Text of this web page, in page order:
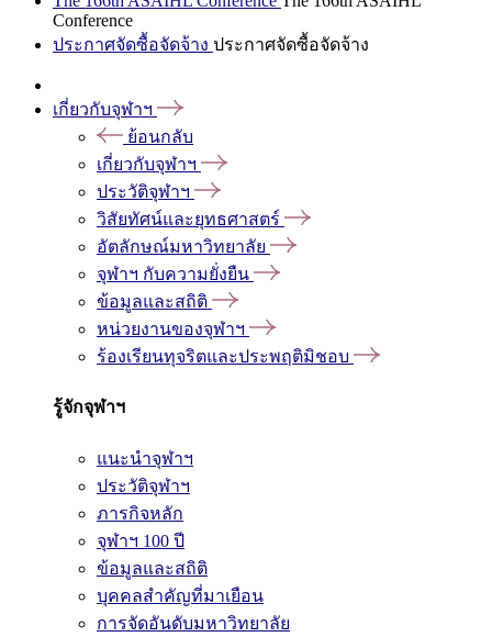
Conference
ประกาศจัดซื้อจัดจ้าง ประกาศจัดซื้อจัดจ้าง
เกี่ยวกับจุฬาฯ
ย้อนกลับ
เกี่ยวกับจุฬาฯ
ประวัติจุฬาฯ
วิสัยทัศน์และยุทธศาสตร์
อัตลักษณ์มหาวิทยาลัย
จุฬาฯ กับความยั่งยืน
ข้อมูลและสถิติ
หน่วยงานของจุฬาฯ
ร้องเรียนทุจริตและประพฤติมิชอบ
รู้จักจุฬาฯ
แนะนำจุฬาฯ
ประวัติจุฬาฯ
ภารกิจหลัก
จุฬาฯ 100 ปี
ข้อมูลและสถิติ
บุคคลสำคัญที่มาเยือน
การจัดอันดับมหาวิทยาลัย